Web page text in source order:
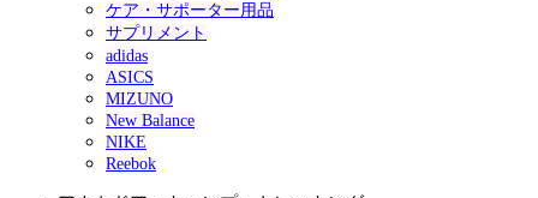
ケア・サポーター用品
サプリメント
adidas
ASICS
MIZUNO
New Balance
NIKE
Reebok